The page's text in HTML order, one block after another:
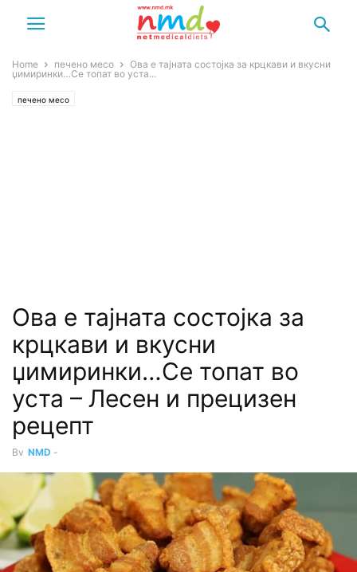
Home печено месо
Ова е тајната состојка за крцкави и вкусни
џимиринки…Се топат во уста...
печено месо
Ова е тајната состојка за
крцкави и вкусни
џимиринки…Се топат во
уста – Лесен и прецизен
рецепт
By NMD -